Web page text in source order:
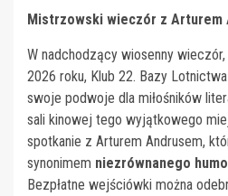
Mistrzowski wieczór z Arturem
W nadchodzący wiosenny
2026 roku, Klub 22. Bazy
swoje podwoje dla miłośników
sali kinowej tego wyjątkowego
spotkanie z Arturem Andrusem,
synonimem niezrównanego
Bezpłatne wejściówki można